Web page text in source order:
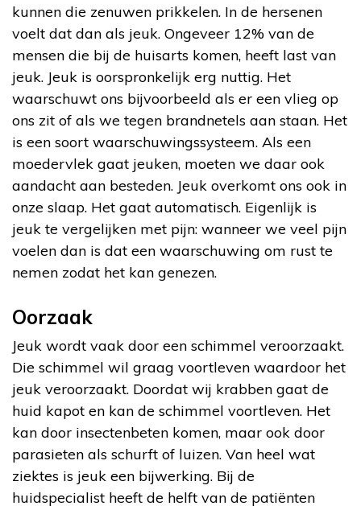
kunnen die zenuwen prikkelen. In de hersenen
voelt dat dan als jeuk. Ongeveer 12% van de
mensen die bij de huisarts komen, heeft last van
jeuk. Jeuk is oorspronkelijk erg nuttig. Het
waarschuwt ons bijvoorbeeld als er een vlieg op
ons zit of als we tegen brandnetels aan staan. Het
is een soort waarschuwingssysteem. Als een
moedervlek gaat jeuken, moeten we daar ook
aandacht aan besteden. Jeuk overkomt ons ook in
onze slaap. Het gaat automatisch. Eigenlijk is
jeuk te vergelijken met pijn: wanneer we veel pijn
voelen dan is dat een waarschuwing om rust te
nemen zodat het kan genezen.
Oorzaak
Jeuk wordt vaak door een schimmel veroorzaakt.
Die schimmel wil graag voortleven waardoor het
jeuk veroorzaakt. Doordat wij krabben gaat de
huid kapot en kan de schimmel voortleven. Het
kan door insectenbeten komen, maar ook door
parasieten als schurft of luizen. Van heel wat
ziektes is jeuk een bijwerking. Bij de
huidspecialist heeft de helft van de patiënten